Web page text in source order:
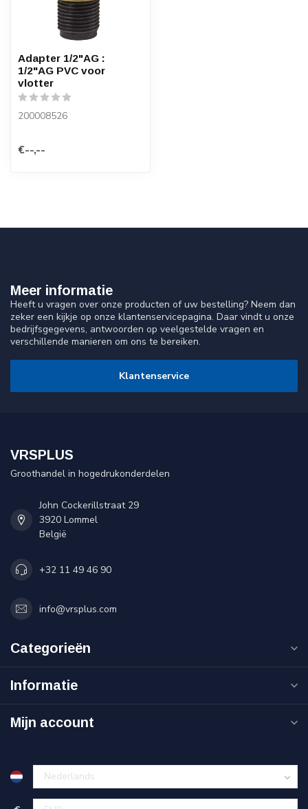
Adapter 1/2"AG :
1/2"AG PVC voor
vlotter
200008526
€--,--
Meer informatie
Heeft u vragen over onze producten of uw bestelling? Neem dan
zeker een kijkje op onze klantenservicepagina. Daar vindt u onze
bedrijfsgegevens, antwoorden op veelgestelde vragen en
verschillende manieren om ons te bereiken.
Klantenservice
VRSPLUS
Groothandel in hogedrukonderdelen
John Cockerillstraat 29
3920 Lommel
België
+32 11 49 46 90
info@vrsplus.com
Categorieën
Informatie
Mijn account